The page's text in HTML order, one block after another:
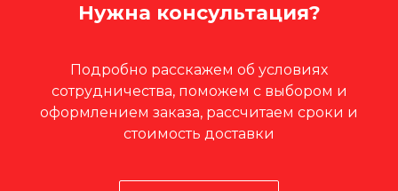
Нужна консультация?
Подробно расскажем об условиях
сотрудничества, поможем с выбором и
оформлением заказа, рассчитаем сроки и
стоимость доставки